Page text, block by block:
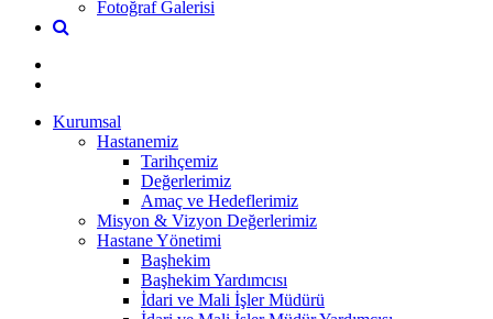
Fotoğraf Galerisi
Kurumsal
Hastanemiz
Tarihçemiz
Değerlerimiz
Amaç ve Hedeflerimiz
Misyon & Vizyon Değerlerimiz
Hastane Yönetimi
Başhekim
Başhekim Yardımcısı
İdari ve Mali İşler Müdürü